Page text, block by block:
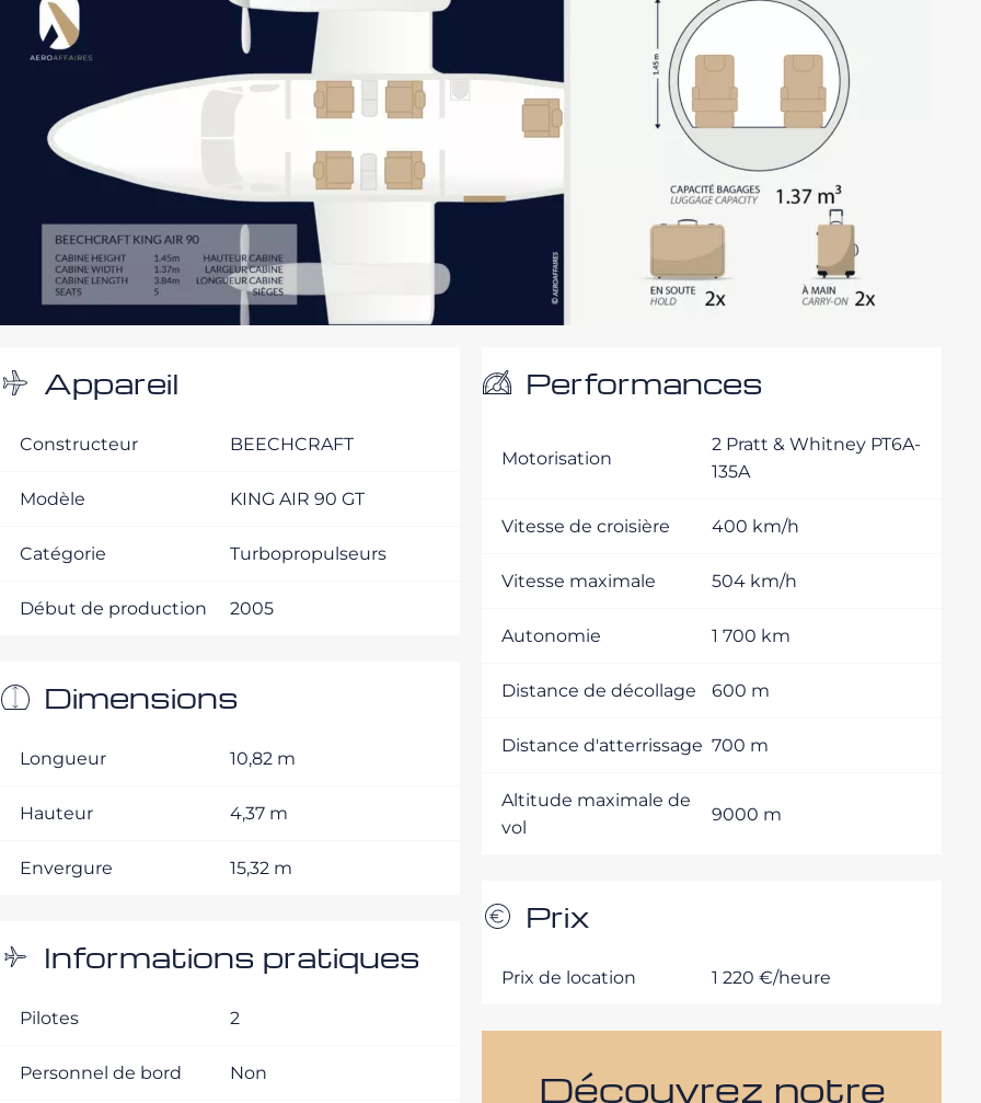
Appareil
Constructeur BEECHCRAFT
Modèle KING AIR 90 GT
Catégorie Turbopropulseurs
Début de production 2005
Dimensions
Longueur 10,82 m
Hauteur 4,37 m
Envergure 15,32 m
Informations pratiques
Pilotes 2
Personnel de bord Non
Performances
Motorisation
2 Pratt & Whitney PT6A-
135A
Vitesse de croisière 400 km/h
Vitesse maximale 504 km/h
Autonomie 1 700 km
Distance de décollage 600 m
Distance d'atterrissage 700 m
Altitude maximale de
vol
9000 m
Prix
Prix de location 1 220 €/heure
Découvrez notre